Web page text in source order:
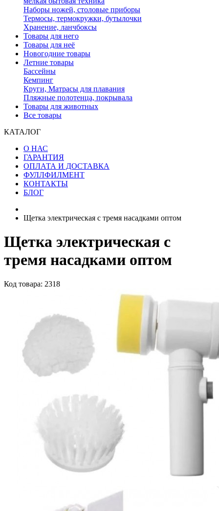
Наборы ножей, столовые приборы
Термосы, термокружки, бутылочки
Хранение, ланчбоксы
Товары для него
Товары для неё
Новогодние товары
Летние товары
Бассейны
Кемпинг
Круги, Матрасы для плавания
Пляжные полотенца, покрывала
Товары для животных
Все товары
КАТАЛОГ
О НАС
ГАРАНТИЯ
ОПЛАТА И ДОСТАВКА
ФУЛЛФИЛМЕНТ
КОНТАКТЫ
БЛОГ
Щетка электрическая с тремя насадками оптом
Щетка электрическая с
тремя насадками оптом
Код товара: 2318